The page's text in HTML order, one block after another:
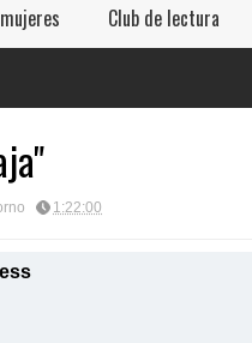
Club de lectura
1:22:00